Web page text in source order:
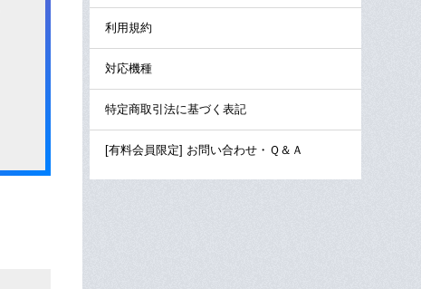
利用規約
対応機種
特定商取引法に基づく表記
[有料会員限定] お問い合わせ・Ｑ＆Ａ